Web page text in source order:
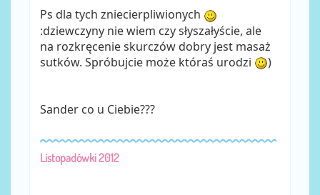
Ps dla tych zniecierpliwionych
:dziewczyny nie wiem czy słyszałyście, ale
na rozkręcenie skurczów dobry jest masaż
sutków. Spróbujcie może któraś urodzi
)
Sander co u Ciebie???
Listopadówki 2012